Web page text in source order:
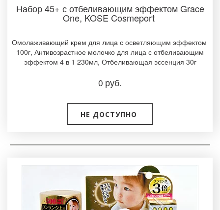
Набор 45+ с отбеливающим эффектом Grace
One, KOSE Cosmeport ­
Омолаживающий крем для лица с осветляющим эффектом
100г, Антивозрастное молочко для лица с отбеливающим
эффектом 4 в 1 230мл, Отбеливающая эссенция 30г­
0 руб.
НЕ ДОСТУПНО